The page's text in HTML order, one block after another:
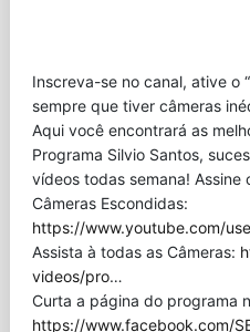
Inscreva-se no canal, ative o
sempre que tiver câmeras
Aqui você encontrará as
Programa Silvio Santos,
vídeos todas semana! Assine
Câmeras Escondidas:
https://www.youtube.com/
Assista à todas as Câmeras:
videos/pro…
Curta a página do programa
https://www.facebook.com/